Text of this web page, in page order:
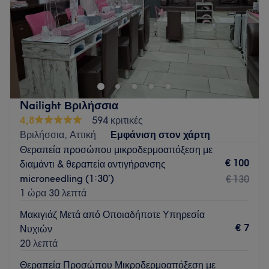
Κυριακή
Κλειστό
Το GLOSS beautylab είναι ένας νέος μοντέρνος χώρος
ομορφιάς που συνδυάζει επαγγελματισμό,καθαριότητα και
χαλαρωτική ατμόσφαιρα.Εδώ θα απολαύσεις
εξατομικευμένες υπηρεσίες περιποίησης άκρων καθώς και
υπηρεσίες βλεφαρίδων, φρυδιών, μακιγιάζ, ημιμόνιμου
μακιγιάζ και υπηρεσίες προσώπου. Η χρήση γίνετε με
ποιοτικά και πιστοποιημένα προϊόντα από την ομάδα μας
που δίνει έμφαση στη λεπτομέρεια και στις ανάγκες σου
πάντα με αποστειρώμενα εργαλεία φροντίζοντας μια ασφαλή
περιποίηση. Διαθέτουμε Parking και εύκολη πρόσβαση.
Nailight Βριλήσσια
4,8
594 κριτικές
Βριλήσσια, Αττική
Εμφάνιση στον χάρτη
Θεραπεία προσώπου μικροδερμοαπόξεση με
διαμάντι & θεραπεία αντιγήρανσης
microneedling (1:30’)
1 ώρα 30 λεπτά
€ 100
€ 130
Μακιγιάζ Μετά από Οποιαδήποτε Υπηρεσία
Νυχιών
20 λεπτά
€ 7
Θεραπεία Προσώπου Μικροδερμοαπόξεση με